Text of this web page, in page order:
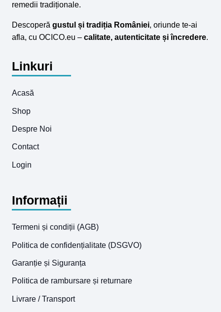
remedii tradiționale.
Descoperă gustul și tradiția României, oriunde te-ai
afla, cu OCICO.eu – calitate, autenticitate și încredere.
Linkuri
Acasă
Shop
Despre Noi
Contact
Login
Informații
Termeni și condiții (AGB)
Politica de confidențialitate (DSGVO)
Garanție și Siguranța
Politica de rambursare și returnare
Livrare / Transport